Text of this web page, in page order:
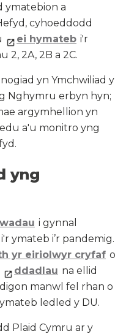
ymatebion a
cyhoeddodd
ei hymateb i'r
2, 2A, 2B a 2C.
yn Ymchwiliad y
Nghymru erbyn hyn;
argymhellion yn
a'u monitro yng
yng
i gynnal
ymateb i’r pandemig.
yr eiriolwyr cryfaf o
ddadlau na ellid
manwl fel rhan o
ledled y DU.
Plaid Cymru ar y